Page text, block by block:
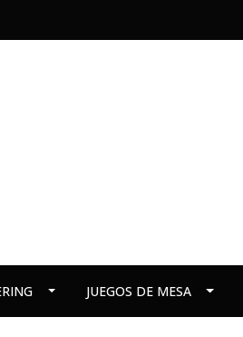
JUEGOS DE MESA